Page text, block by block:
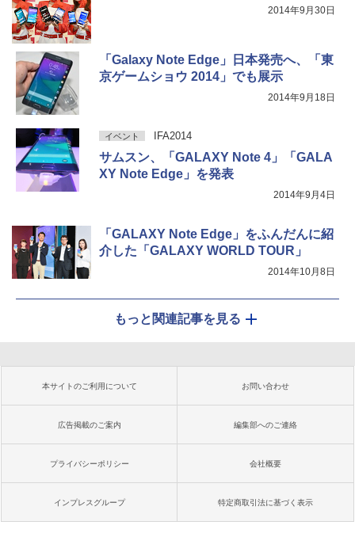
2014年9月30日
「Galaxy Note Edge」日本発売へ、「東
京ゲームショウ 2014」でも展示
2014年9月18日
イベント IFA2014
サムスン、「GALAXY Note 4」「GALA
XY Note Edge」を発表
2014年9月4日
「GALAXY Note Edge」をふんだんに紹
介した「GALAXY WORLD TOUR」
2014年10月8日
もっと関連記事を見る
本サイトのご利用について お問い合わせ
広告掲載のご案内 編集部へのご連絡
プライバシーポリシー 会社概要
インプレスグループ 特定商取引法に基づく表示